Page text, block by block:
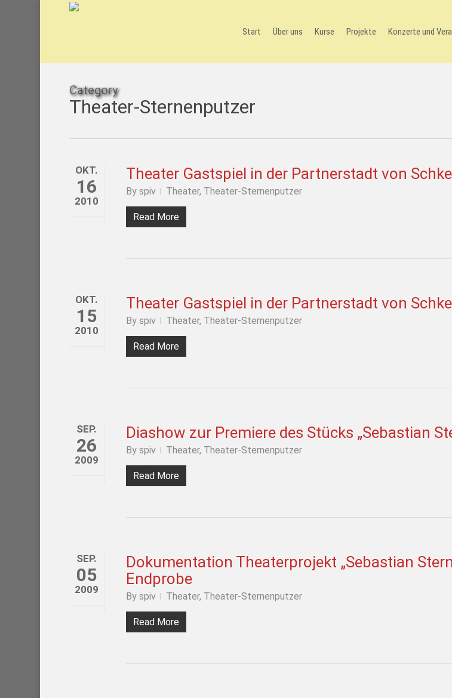
Start Über uns Kurse Projekte Konzerte und
Category
Theater-Sternenputzer
OKT.
16
2010
Theater Gastspiel in der Partnerstadt von
By spiv Theater, Theater-Sternenputzer
Read More
OKT.
15
2010
Theater Gastspiel in der Partnerstadt von
By spiv Theater, Theater-Sternenputzer
Read More
SEP.
26
2009
Diashow zur Premiere des Stücks „Sebastian
By spiv Theater, Theater-Sternenputzer
Read More
SEP.
05
2009
Dokumentation Theaterprojekt „Sebastian
Endprobe
By spiv Theater, Theater-Sternenputzer
Read More